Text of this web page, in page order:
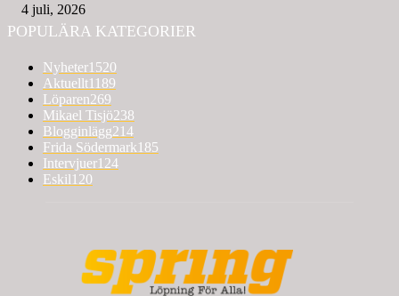
4 juli, 2026
POPULÄRA KATEGORIER
Nyheter1520
Aktuellt1189
Löparen269
Mikael Tisjö238
Blogginlägg214
Frida Södermark185
Intervjuer124
Eskil120